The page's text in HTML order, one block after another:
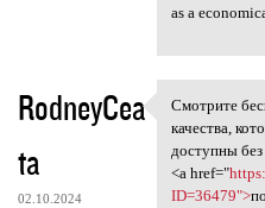
as a
RodneyCea
ta
02.10.2024
Смотрите
Смотрите
качества,
доступны без
<a href="
ID=36479">